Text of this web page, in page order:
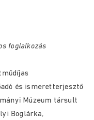
foglalkozás
és ismeretterjesztő
Múzeum társult
Boglárka,